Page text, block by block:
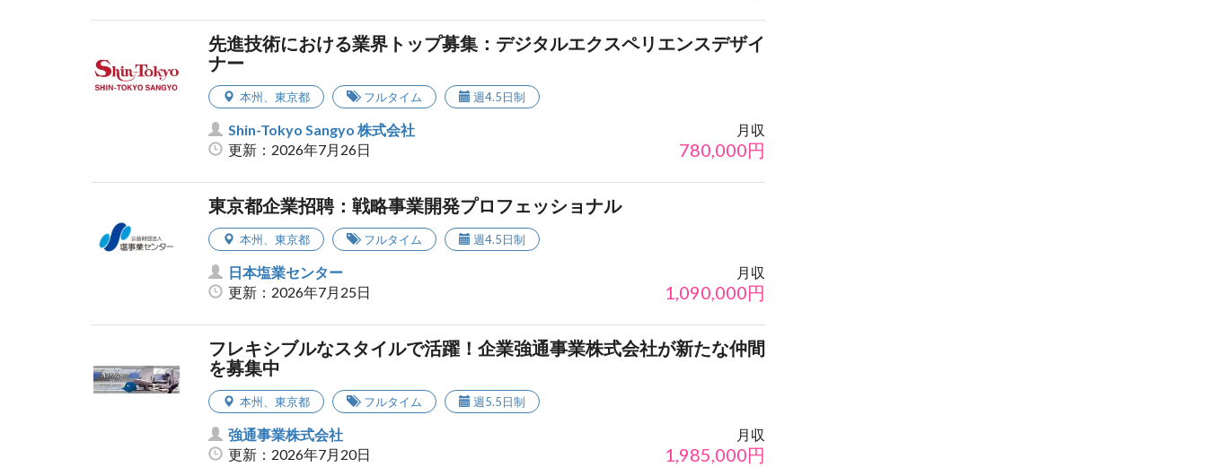
先進技術における業界トップ募集：デジタルエクスペリエンスデザイ
ナー
本州、 東京都 フルタイム 週4.5日制
Shin-Tokyo Sangyo 株式会社
更新：2026年7月26日
月収
780,000円
東京都企業招聘：戦略事業開発プロフェッショナル
本州、 東京都 フルタイム 週4.5日制
日本塩業センター
更新：2026年7月25日
月収
1,090,000円
フレキシブルなスタイルで活躍！企業強通事業株式会社が新たな仲間
を募集中
本州、 東京都 フルタイム 週5.5日制
強通事業株式会社
更新：2026年7月20日
月収
1,985,000円